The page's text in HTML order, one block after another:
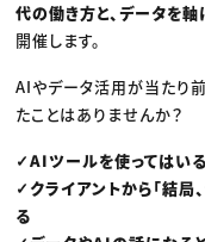
代の働き方と、データを軸
開催します。
AIやデータ活用が当たり
たことはありませんか？
✓AIツールを使ってはい
✓クライアントから「結局
る